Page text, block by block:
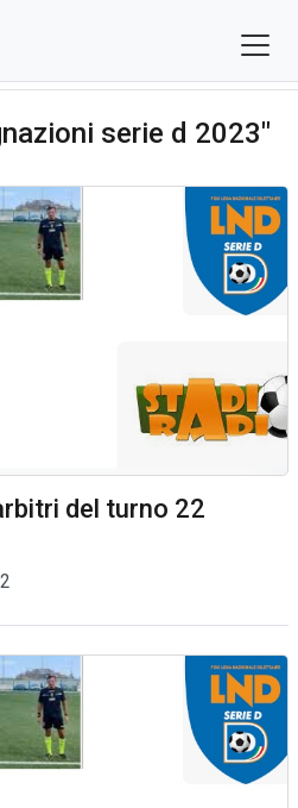
serie d 2023"
del turno 22